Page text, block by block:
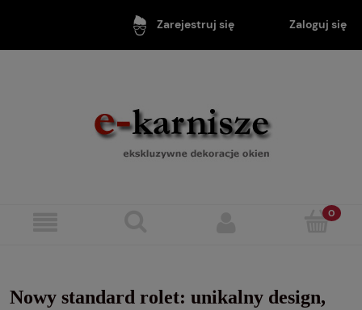
Zarejestruj się Zaloguj się
Nowy standard rolet: unikalny design,